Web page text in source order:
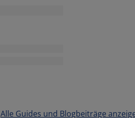
Alle Guides und Blogbeiträge